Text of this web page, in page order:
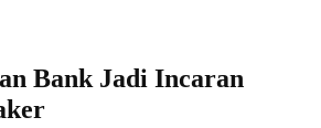
Bank Jadi Incaran